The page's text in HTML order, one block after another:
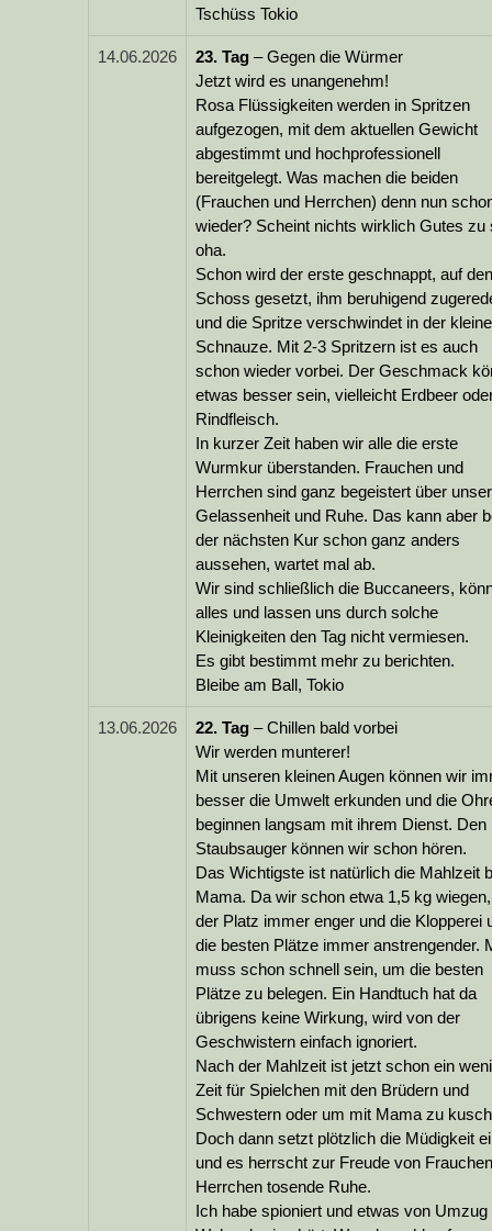
Tschüss Tokio
14.06.2026 23. Tag – Gegen die Würmer
Jetzt wird es unangenehm!
Rosa Flüssigkeiten werden in Spritzen
aufgezogen, mit dem aktuellen Gewicht
abgestimmt und hochprofessionell
bereitgelegt. Was machen die beiden
(Frauchen und Herrchen) denn nun
wieder? Scheint nichts wirklich Gutes zu
oha.
Schon wird der erste geschnappt, auf den
Schoss gesetzt, ihm beruhigend
und die Spritze verschwindet in der
Schnauze. Mit 2-3 Spritzern ist es auch
schon wieder vorbei. Der Geschmack
etwas besser sein, vielleicht Erdbeer
Rindfleisch.
In kurzer Zeit haben wir alle die erste
Wurmkur überstanden. Frauchen und
Herrchen sind ganz begeistert über
Gelassenheit und Ruhe. Das kann aber
der nächsten Kur schon ganz anders
aussehen, wartet mal ab.
Wir sind schließlich die Buccaneers,
alles und lassen uns durch solche
Kleinigkeiten den Tag nicht vermiesen.
Es gibt bestimmt mehr zu berichten.
Bleibe am Ball, Tokio
13.06.2026 22. Tag – Chillen bald vorbei
Wir werden munterer!
Mit unseren kleinen Augen können wir
besser die Umwelt erkunden und die
beginnen langsam mit ihrem Dienst. Den
Staubsauger können wir schon hören.
Das Wichtigste ist natürlich die Mahlzeit
Mama. Da wir schon etwa 1,5 kg
der Platz immer enger und die Klopperei
die besten Plätze immer anstrengender.
muss schon schnell sein, um die besten
Plätze zu belegen. Ein Handtuch hat da
übrigens keine Wirkung, wird von der
Geschwistern einfach ignoriert.
Nach der Mahlzeit ist jetzt schon ein
Zeit für Spielchen mit den Brüdern und
Schwestern oder um mit Mama zu
Doch dann setzt plötzlich die Müdigkeit
und es herrscht zur Freude von
Herrchen tosende Ruhe.
Ich habe spioniert und etwas von Umzug